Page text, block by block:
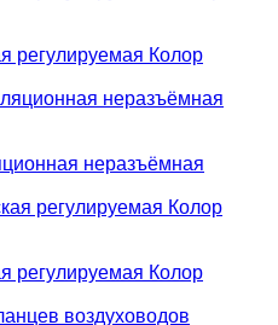
регулируемая Колор
неразъёмная
регулируемая Колор